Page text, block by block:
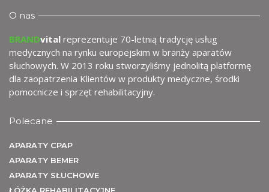
O nas
BRANDvital reprezentuje 70-letnią tradycję usług
medycznych na rynku europejskim w branży aparatów
słuchowych. W 2013 roku stworzyliśmy jednolitą platformę
dla zaopatrzenia Klientów w produkty medyczne, środki
pomocnicze i sprzęt rehabilitacyjny.
Polecane
APARATY CPAP
APARATY BEMER
APARATY SŁUCHOWE